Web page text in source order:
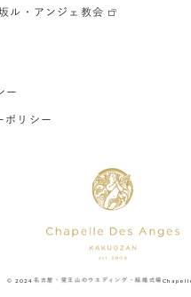
ル・アンジェ教会
ー
ポリシー
© 2024 名古屋・覚王山のウエディング・結婚式場